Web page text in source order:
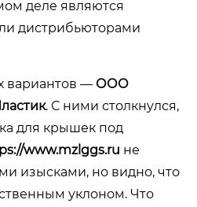
деле являются
дистрибьюторами
вариантов — ООО
. С ними столкнулся,
для крышек под
www.mzlggs.ru не
изысками, но видно, что
уклоном. Что